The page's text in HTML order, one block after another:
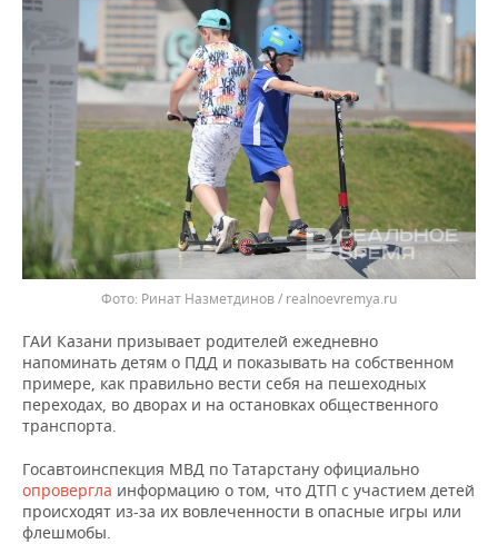
Ринат Назметдинов / realnoevremya.ru
ГАИ Казани призывает родителей ежедневно
напоминать детям о ПДД и показывать на собственном
примере, как правильно вести себя на пешеходных
переходах, во дворах и на остановках общественного
транспорта.
Госавтоинспекция МВД по Татарстану официально
опровергла информацию о том, что ДТП с участием детей
происходят из-за их вовлеченности в опасные игры или
флешмобы.